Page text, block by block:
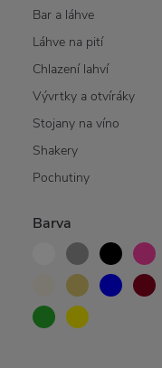
Bar a láhve
Láhve na pití
Chlazení lahví
Vývrtky a otvíráky
Stojany na víno
Shakery
Pochutiny
Barva